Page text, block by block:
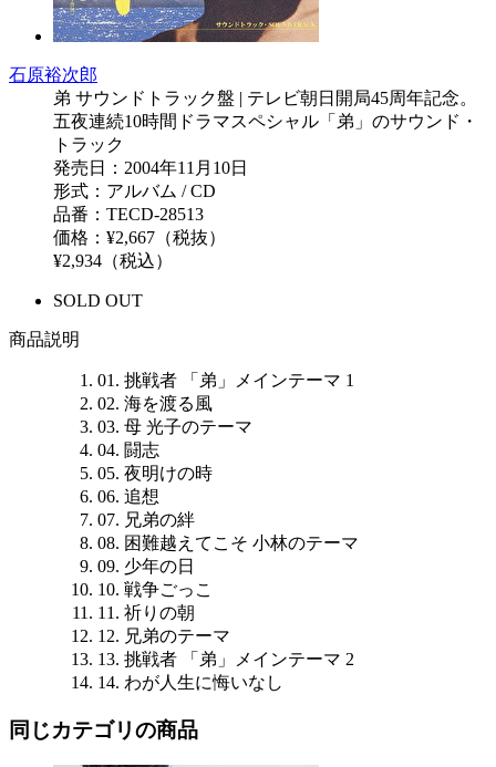
石原裕次郎
弟 サウンドトラック盤 | テレビ朝日開局45周年記念。
五夜連続10時間ドラマスペシャル「弟」のサウンド・
トラック
発売日：2004年11月10日
形式：アルバム / CD
品番：TECD-28513
価格：¥2,667（税抜）
¥2,934（税込）
SOLD OUT
商品説明
01. 挑戦者 「弟」メインテーマ 1
02. 海を渡る風
03. 母 光子のテーマ
04. 闘志
05. 夜明けの時
06. 追想
07. 兄弟の絆
08. 困難越えてこそ 小林のテーマ
09. 少年の日
10. 戦争ごっこ
11. 祈りの朝
12. 兄弟のテーマ
13. 挑戦者 「弟」メインテーマ 2
14. わが人生に悔いなし
同じカテゴリの商品